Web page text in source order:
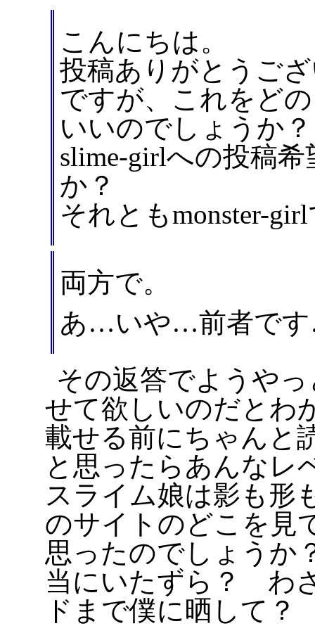
こんにちは。
投稿ありがとうご
ですが、これをど
いいのでしょうか？
slime-girlへの投稿
か？
それともmonster-
両方で。
あ…いや…前者で
その返答でようや
せて欲しいのだとわ
載せる前にちゃんと
と思ったらあんなレ
スライム娘は影も形
のサイトのどこを見
思ったのでしょう
当にいたずら？ わ
ドまで僕に晒して？